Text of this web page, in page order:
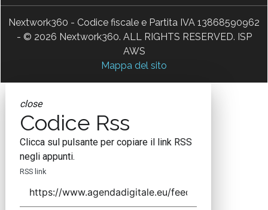
Nextwork360 - Codice fiscale e Partita IVA 13868590962
- © 2026 Nextwork360. ALL RIGHTS RESERVED. ISP
AWS
Mappa del sito
close
Codice Rss
Clicca sul pulsante per copiare il link RSS
negli appunti.
RSS link